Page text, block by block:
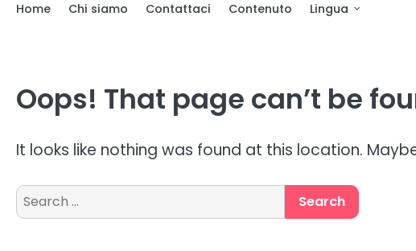
Home Chi siamo Contattaci Contenuto Lingua
Oops! That page can’t be
It looks like nothing was found at this location.
Search
for: